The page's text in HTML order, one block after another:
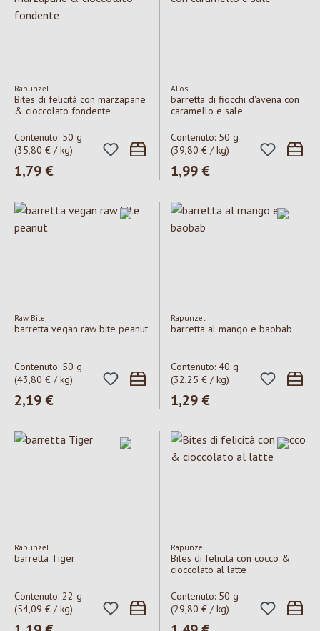
Rapunzel
Bites di felicità con marzapane
& cioccolato fondente
Contenuto: 50 g
(35,80 € / kg)
Prezzo normale:
1,79 €
Allos
barretta di fiocchi d'avena con
caramello e sale
Contenuto: 50 g
(39,80 € / kg)
Prezzo normale:
1,99 €
Raw Bite
barretta vegan raw bite peanut
Contenuto: 50 g
(43,80 € / kg)
Prezzo normale:
2,19 €
Rapunzel
barretta al mango e baobab
Contenuto: 40 g
(32,25 € / kg)
Prezzo normale:
1,29 €
Rapunzel
barretta Tiger
Contenuto: 22 g
(54,09 € / kg)
Rapunzel
Bites di felicità con cocco &
cioccolato al latte
Contenuto: 50 g
(29,80 € / kg)